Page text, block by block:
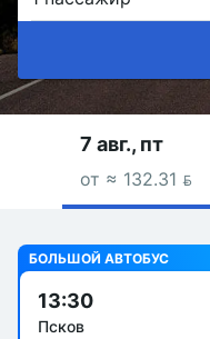
7 авг., пт
от ≈ 132.31 
БОЛЬШОЙ АВТОБУС
13:30
Псков